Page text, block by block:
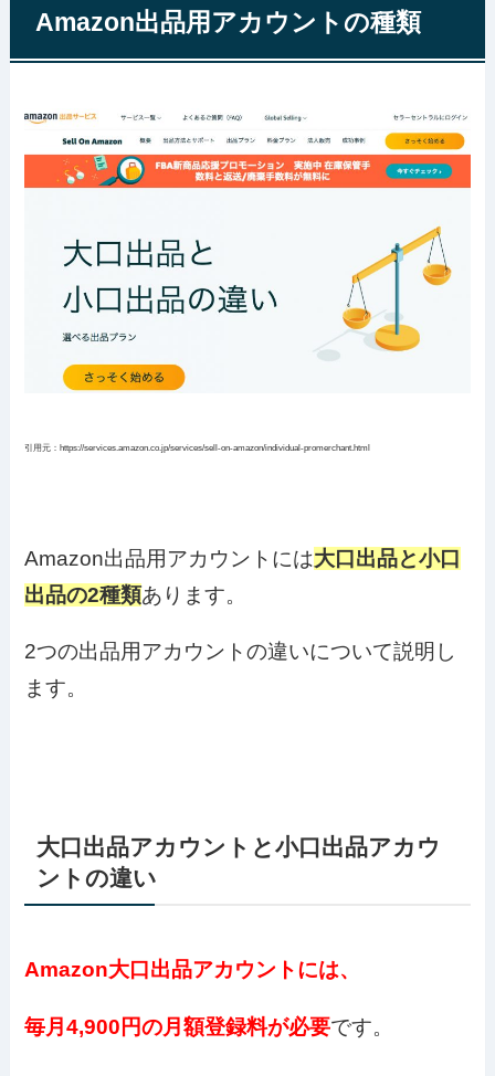
Amazon出品用アカウントの種類
引用元：https://services.amazon.co.jp/services/sell-on-amazon/individual-promerchant.html
Amazon出品用アカウントには大口出品と小口
出品の2種類あります。
2つの出品用アカウントの違いについて説明し
ます。
大口出品アカウントと小口出品アカウ
ントの違い
Amazon大口出品アカウントには、
毎月4,900円の月額登録料が必要です。